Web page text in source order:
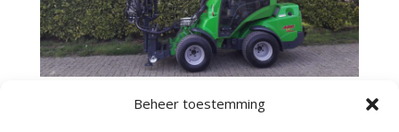
Beheer toestemming